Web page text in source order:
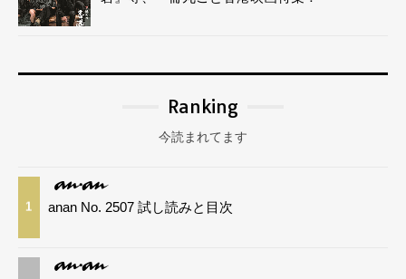
Ranking
今読まれてます
1 anan No. 2507 試し読みと目次